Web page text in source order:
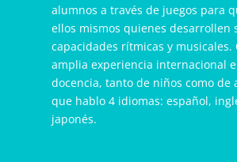
alumnos a través de juegos para
ellos mismos quienes desarrollen
capacidades rítmicas y musicales.
amplia experiencia internacional
docencia, tanto de niños como de
que hablo 4 idiomas: español,
japonés.